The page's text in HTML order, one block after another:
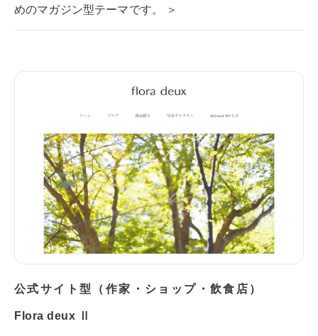
めのマガジン型テーマです。 ＞
公式サイト型（作家・ショップ・飲食店）
Flora deux Ⅱ